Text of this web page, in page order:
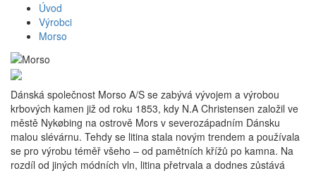
Úvod
Výrobci
Morso
Dánská společnost Morso A/S se zabývá vývojem a výrobou
krbových kamen již od roku 1853, kdy N.A Christensen založil ve
městě Nykøbing na ostrově Mors v severozápadním Dánsku
malou slévárnu. Tehdy se litina stala novým trendem a používala
se pro výrobu téměř všeho – od pamětních křížů po kamna. Na
rozdíl od jiných módních vln, litina přetrvala a dodnes zůstává